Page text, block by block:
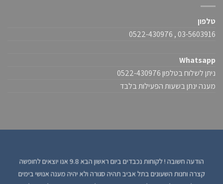
טלפון
03-5603916 , 0522-430976
Whatsapp
ניתן לשלוח בטלפון 0522-430976
מענה ינתן בשעות הפעילות בלבד
הודעה חשובה ! לקוחות נכבדים ביום ראשון הבא 9.8 אנו יוצאים לחופשה
קצרה וחנות השעונים בתל אביב תהיה סגורה ולא יהיה מענה אנושי בימים